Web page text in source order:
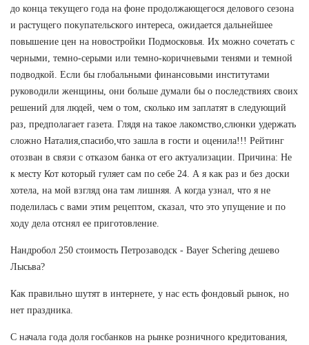
до конца текущего года на фоне продолжающегося делового сезона
и растущего покупательского интереса, ожидается дальнейшее
повышение цен на новостройки Подмосковья. Их можно сочетать с
черными, темно-серыми или темно-коричневыми тенями и темной
подводкой. Если бы глобальными финансовыми институтами
руководили женщины, они больше думали бы о последствиях своих
решений для людей, чем о том, сколько им заплатят в следующий
раз, предполагает газета. Глядя на такое лакомство,слюнки удержать
сложно Наталия,спасибо,что зашла в гости и оценила!!! Рейтинг
отозван в связи с отказом банка от его актуализации. Причина: Не
к месту Кот который гуляет сам по себе 24. А я как раз и без доски
хотела, на мой взгляд она там лишняя. А когда узнал, что я не
поделилась с вами этим рецептом, сказал, что это упущение и по
ходу дела отснял ее приготовление.
Нандробол 250 стоимость Петрозаводск - Bayer Schering дешево
Лысьва?
Как правильно шутят в интернете, у нас есть фондовый рынок, но
нет праздника.
С начала года доля госбанков на рынке розничного кредитования,